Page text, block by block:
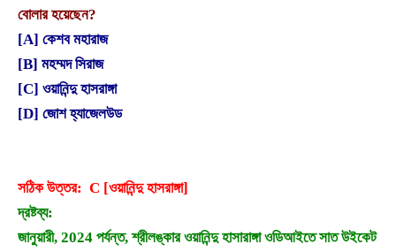
বোলার হয়েছেন?
[A] কেশব মহারাজ
[B] মহম্মদ সিরাজ
[C] ওয়ানিন্দু হাসরাঙ্গা
[D] জোশ হ্যাজেলউড
সঠিক উত্তর: C [ওয়ানিন্দু হাসরাঙ্গা]
দ্রষ্টব্য:
জানুয়ারী, 2024 পর্যন্ত, শ্রীলঙ্কার ওয়ানিন্দু হাসারাঙ্গা ওডিআইতে সাত উইকেট